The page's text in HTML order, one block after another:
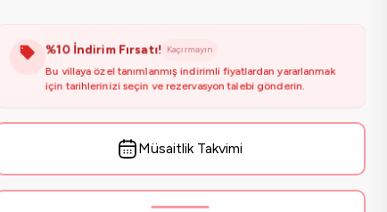
%10 İndirim Fırsatı! Kaçırmayın
Bu villaya özel tanımlanmış indirimli fiyatlardan yararlanmak
için tarihlerinizi seçin ve rezervasyon talebi gönderin.
Müsaitlik Takvimi